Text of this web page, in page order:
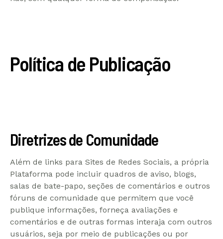
Política de Publicação
Diretrizes de Comunidade
Além de links para Sites de Redes Sociais, a própria
Plataforma pode incluir quadros de aviso, blogs,
salas de bate-papo, seções de comentários e outros
fóruns de comunidade que permitem que você
publique informações, forneça avaliações e
comentários e de outras formas interaja com outros
usuários, seja por meio de publicações ou por